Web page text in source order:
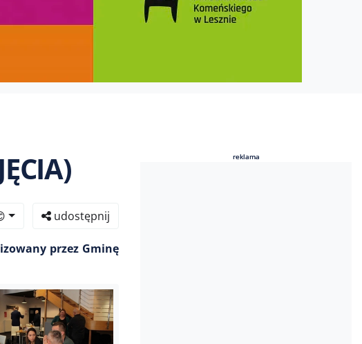
udostępnij
przez Gminę
reklama
reklama